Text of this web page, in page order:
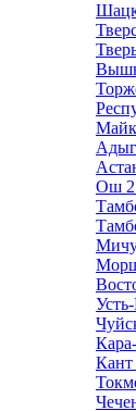
Ош
Кант